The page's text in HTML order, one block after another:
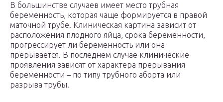
В большинстве случаев имеет место трубная
беременность, которая чаще формируется в правой
маточной трубе. Клиническая картина зависит от
расположения плодного яйца, срока беременности,
прогрессирует ли беременность или она
прерывается. В последнем случае клинические
проявления зависят от характера прерывания
беременности – по типу трубного аборта или
разрыва трубы.